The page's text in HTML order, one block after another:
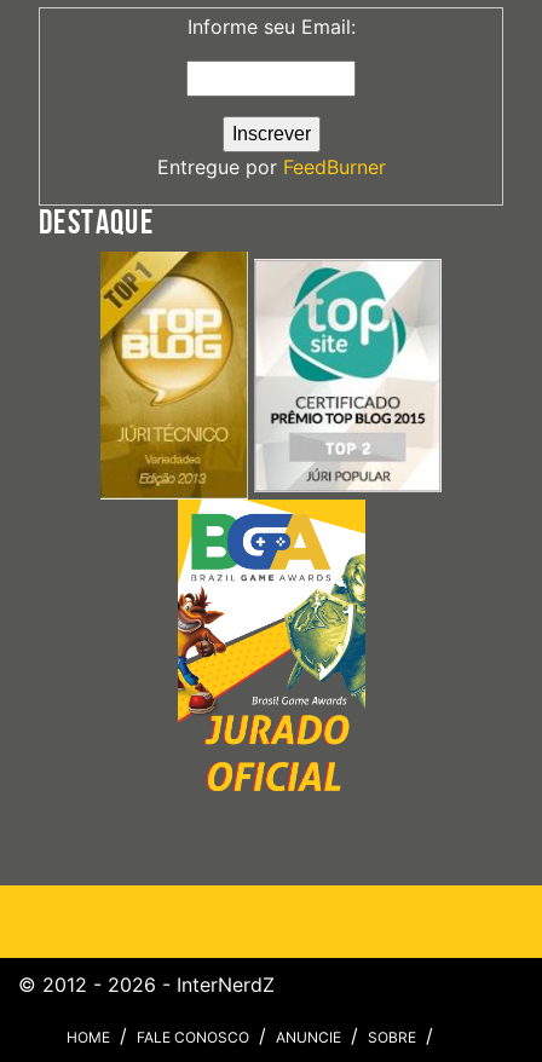
Informe seu Email:
Entregue por FeedBurner
DESTAQUE
© 2012 - 2026 - InterNerdZ
HOME FALE CONOSCO ANUNCIE SOBRE